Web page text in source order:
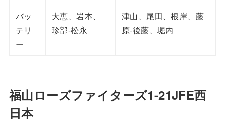
バッ
テリ
ー
大恵、岩本、
珍部-松永
津山、尾田、根岸、藤
原-後藤、堀内
福山ローズファイターズ1-21JFE西
日本